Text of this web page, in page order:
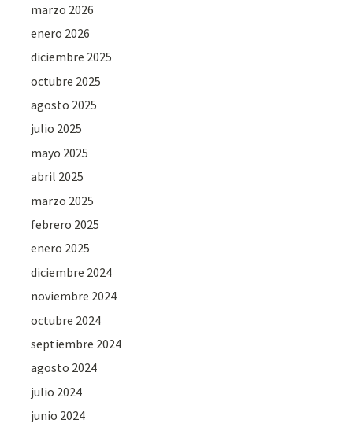
marzo 2026
enero 2026
diciembre 2025
octubre 2025
agosto 2025
julio 2025
mayo 2025
abril 2025
marzo 2025
febrero 2025
enero 2025
diciembre 2024
noviembre 2024
octubre 2024
septiembre 2024
agosto 2024
julio 2024
junio 2024